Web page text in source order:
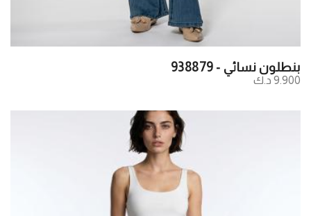
بنطلون نسائي - 938879
9.900 د.ك